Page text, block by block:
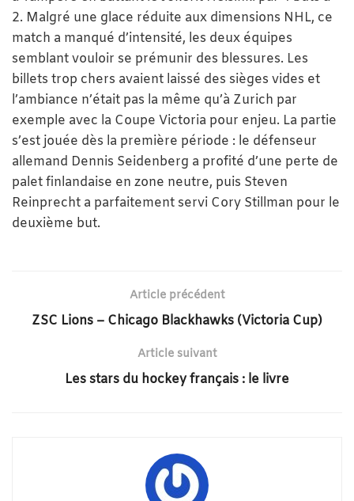
2. Malgré une glace réduite aux dimensions NHL, ce
match a manqué d’intensité, les deux équipes
semblant vouloir se prémunir des blessures. Les
billets trop chers avaient laissé des sièges vides et
l’ambiance n’était pas la même qu’à Zurich par
exemple avec la Coupe Victoria pour enjeu. La partie
s’est jouée dès la première période : le défenseur
allemand Dennis Seidenberg a profité d’une perte de
palet finlandaise en zone neutre, puis Steven
Reinprecht a parfaitement servi Cory Stillman pour le
deuxième but.
Article précédent
ZSC Lions – Chicago Blackhawks (Victoria Cup)
Article suivant
Les stars du hockey français : le livre